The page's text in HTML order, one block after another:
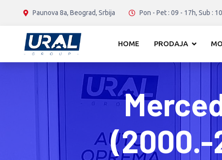
Paunova 8a, Beograd, Srbija Pon - Pet : 09 - 17h, Sub :
HOME PRODAJA
(2000.-